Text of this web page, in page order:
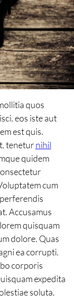
quos
eos iste aut
est quis.
teneturnihil
quidem
cum
Accusamus
quisquam
dolore. Quas
ea corrupti.
corporis
expedita
soluta.